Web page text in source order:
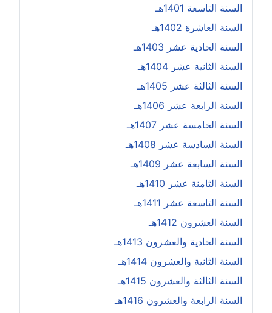
السنة التاسعة 1401هـ
السنة العاشرة 1402هـ
السنة الحادية عشر 1403هـ
السنة الثانية عشر 1404هـ
السنة الثالثة عشر 1405هـ
السنة الرابعة عشر 1406هـ
السنة الخامسة عشر 1407هـ
السنة السادسة عشر 1408هـ
السنة السابعة عشر 1409هـ
السنة الثامنة عشر 1410هـ
السنة التاسعة عشر 1411هـ
السنة العشرون 1412هـ
السنة الحادية والعشرون 1413هـ
السنة الثانية والعشرون 1414هـ
السنة الثالثة والعشرون 1415هـ
السنة الرابعة والعشرون 1416هـ